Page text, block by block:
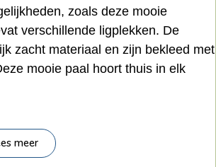
zoals deze mooie
verschillende ligplekken. De
zacht materiaal en zijn bekleed met
mooie paal hoort thuis in elk
meer